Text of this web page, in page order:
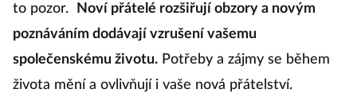
to pozor.
Noví přátelé rozšiřují obzory a novým
poznáváním dodávají vzrušení vašemu
společenskému životu. Potřeby a zájmy se během
života mění a ovlivňují i vaše nová přátelství.